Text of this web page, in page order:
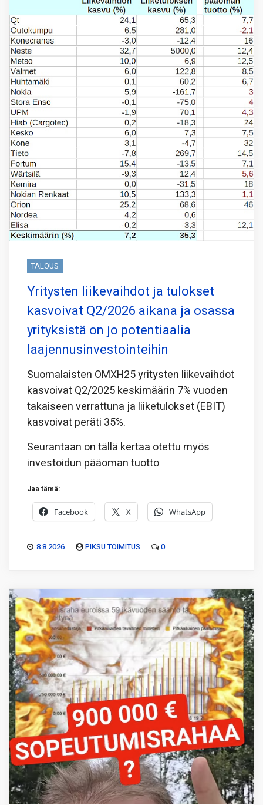
TALOUS
Yritysten liikevaihdot ja tulokset
kasvoivat Q2/2026 aikana ja osassa
yrityksistä on jo potentiaalia
laajennusinvestointeihin
Suomalaisten OMXH25 yritysten liikevaihdot
kasvoivat Q2/2025 keskimäärin 7% vuoden
takaiseen verrattuna ja liiketulokset (EBIT)
kasvoivat peräti 35%.
Seurantaan on tällä kertaa otettu myös
investoidun pääoman tuotto
Jaa tämä:
Facebook X WhatsApp
8.8.2026 PIKSU TOIMITUS 0